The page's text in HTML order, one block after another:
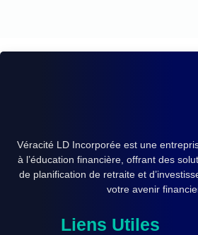
Véracité LD Incorporée est une
à l’éducation financière, offrant des
de planification de retraite et
votre avenir
Liens Utiles